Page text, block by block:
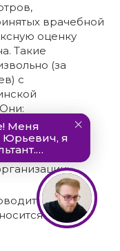
врачебной
оценку
Такие
(за
с